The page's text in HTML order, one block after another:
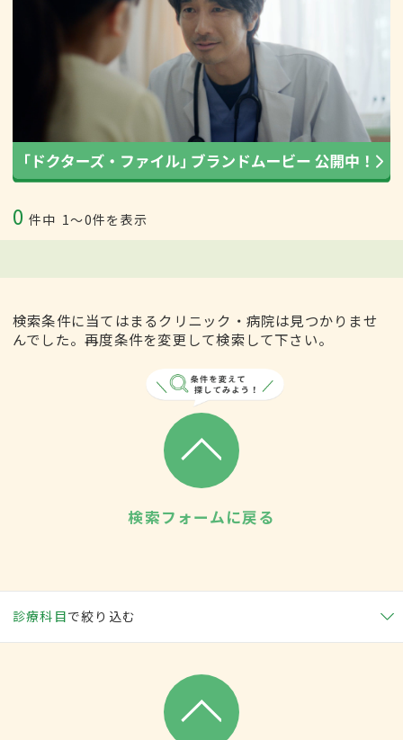
0 件中 1〜0件を表示
検索条件に当てはまるクリニック・病院は見つかりませ
んでした。再度条件を変更して検索して下さい。
検索フォームに戻る
診療科目で絞り込む